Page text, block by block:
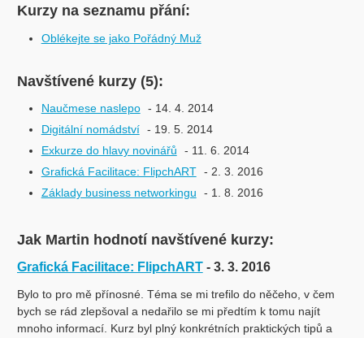
Kurzy na seznamu přání:
Oblékejte se jako Pořádný Muž
Navštívené kurzy (5):
Naučmese naslepo - 14. 4. 2014
Digitální nomádství - 19. 5. 2014
Exkurze do hlavy novinářů
- 11. 6. 2014
Grafická Facilitace: FlipchART - 2. 3. 2016
Základy business networkingu
- 1. 8. 2016
Jak Martin hodnotí navštívené kurzy:
Grafická Facilitace: FlipchART - 3. 3. 2016
Bylo to pro mě přínosné. Téma se mi trefilo do něčeho, v čem
bych se rád zlepšoval a nedařilo se mi předtím k tomu najít
mnoho informací. Kurz byl plný konkrétních praktických tipů a